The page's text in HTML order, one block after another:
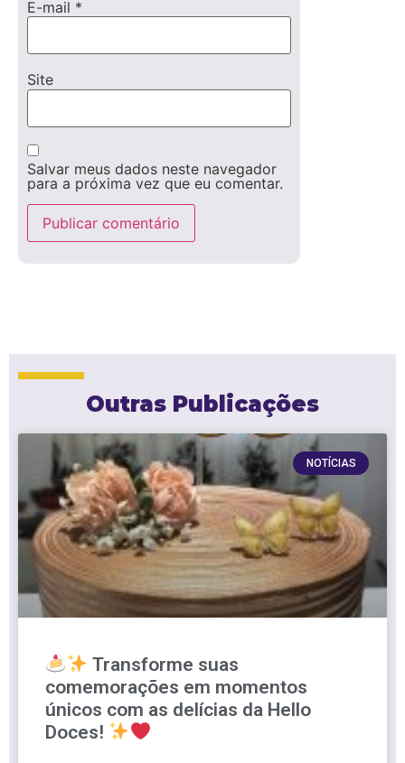
E-mail *
Site
Salvar meus dados neste navegador
para a próxima vez que eu comentar.
Outras Publicações
NOTÍCIAS
Transforme suas
comemorações em momentos
únicos com as delícias da Hello
Doces!